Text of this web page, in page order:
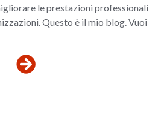
le prestazioni professionali
Questo è il mio blog. Vuoi